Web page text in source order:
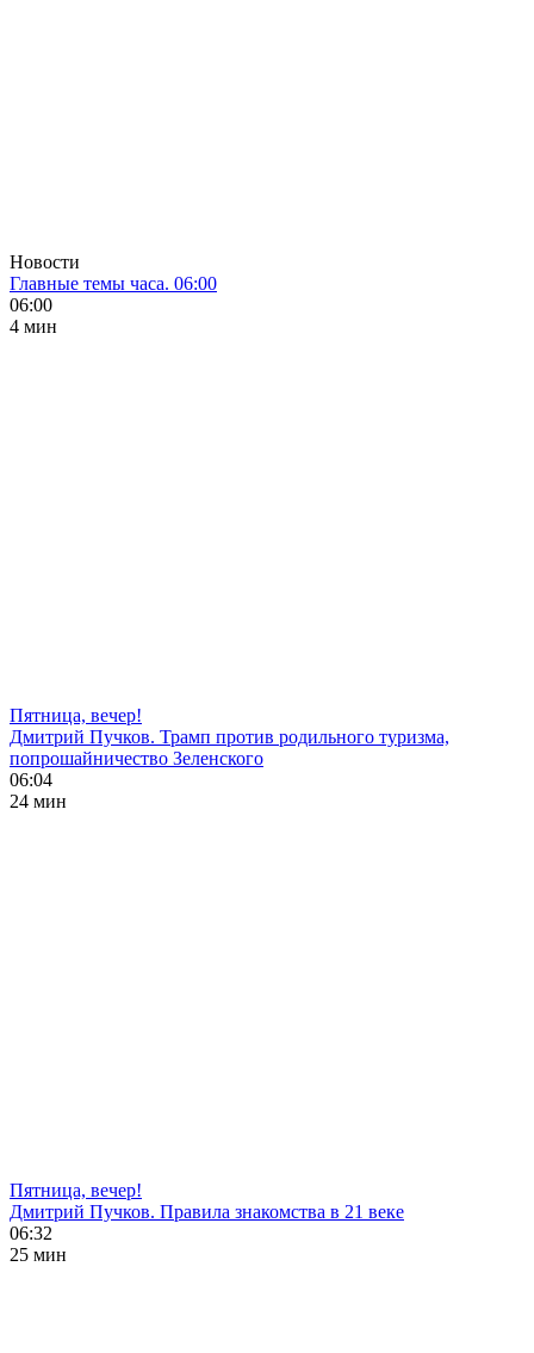
Новости
Главные темы часа. 06:00
06:00
4 мин
Пятница, вечер!
Дмитрий Пучков. Трамп против родильного туризма,
попрошайничество Зеленского
06:04
24 мин
Пятница, вечер!
Дмитрий Пучков. Правила знакомства в 21 веке
06:32
25 мин